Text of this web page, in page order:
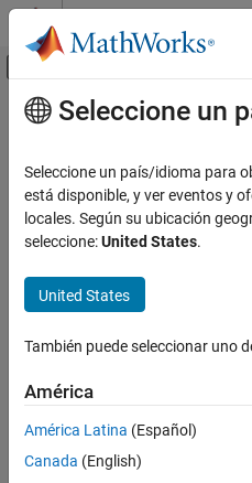
Saltar al contenido
Mostrar/ocultar
Recurso
Contenido principal
Seleccione un
Seleccione un país/idioma para
está disponible, y ver eventos y
locales. Según su ubicación
seleccione:United States.
United States
También puede seleccionar uno
América
América Latina (Español)
Canada (English)